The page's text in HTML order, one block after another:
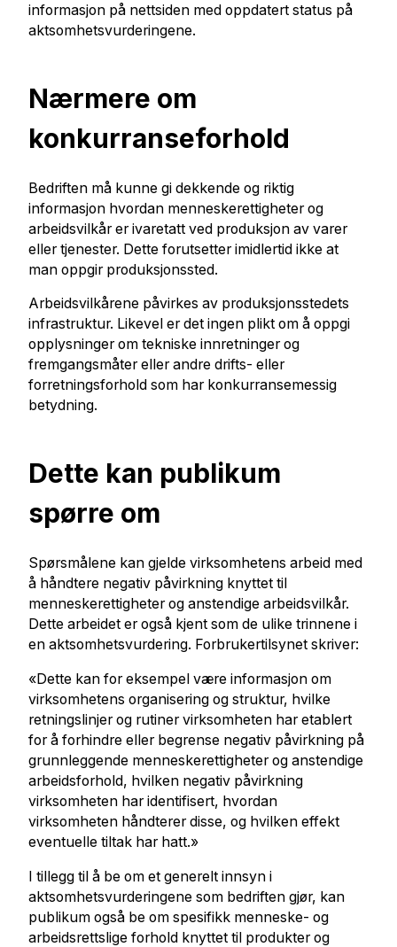
informasjon på nettsiden med oppdatert status på
aktsomhetsvurderingene.
Nærmere om
konkurranseforhold
Bedriften må kunne gi dekkende og riktig
informasjon hvordan menneskerettigheter og
arbeidsvilkår er ivaretatt ved produksjon av varer
eller tjenester. Dette forutsetter imidlertid ikke at
man oppgir produksjonssted.
Arbeidsvilkårene påvirkes av produksjonsstedets
infrastruktur. Likevel er det ingen plikt om å oppgi
opplysninger om tekniske innretninger og
fremgangsmåter eller andre drifts- eller
forretningsforhold som har konkurransemessig
betydning.
Dette kan publikum
spørre om
Spørsmålene kan gjelde virksomhetens arbeid med
å håndtere negativ påvirkning knyttet til
menneskerettigheter og anstendige arbeidsvilkår.
Dette arbeidet er også kjent som de ulike trinnene i
en aktsomhetsvurdering. Forbrukertilsynet skriver:
«Dette kan for eksempel være informasjon om
virksomhetens organisering og struktur, hvilke
retningslinjer og rutiner virksomheten har etablert
for å forhindre eller begrense negativ påvirkning på
grunnleggende menneskerettigheter og anstendige
arbeidsforhold, hvilken negativ påvirkning
virksomheten har identifisert, hvordan
virksomheten håndterer disse, og hvilken effekt
eventuelle tiltak har hatt.»
I tillegg til å be om et generelt innsyn i
aktsomhetsvurderingene som bedriften gjør, kan
publikum også be om spesifikk menneske- og
arbeidsrettslige forhold knyttet til produkter og